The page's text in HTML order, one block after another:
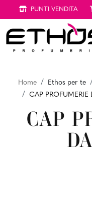
PUNTI VENDITA
Home Ethos per te
CAP PROFUMERIE
CAP